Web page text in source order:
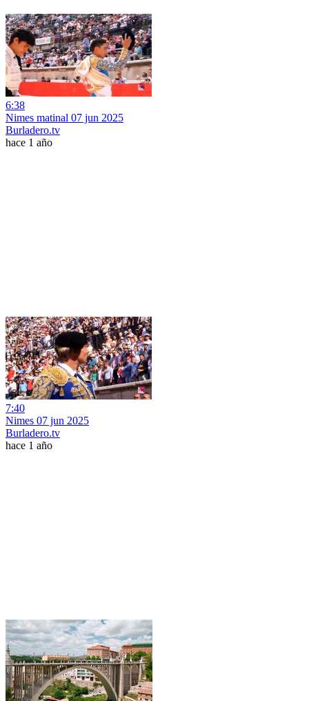
6:38
Nimes matinal 07 jun 2025
Burladero.tv
hace 1 año
7:40
Nimes 07 jun 2025
Burladero.tv
hace 1 año